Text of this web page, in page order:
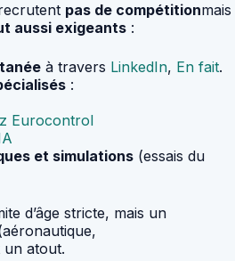
pas de compétitionmais
aussi exigeants :
à travers LinkedIn, En fait.
:
Eurocontrol
et simulations (essais du
d’âge stricte, mais un
un atout.